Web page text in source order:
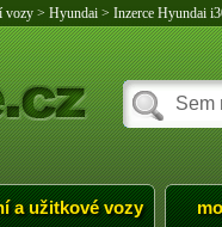
vozy > Hyundai > Inzerce Hyundai
a užitkové vozy